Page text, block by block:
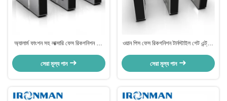
অ্যালার্ম ফাংশন সহ লাক্সারি ফেস রিকগনিশন গেট
সেরা মূল্য পান
ওয়ান পিস ফেস রিকগনিশন টার্নস্টাইল গেট এন্ট্রান্স
সেরা মূল্য পান